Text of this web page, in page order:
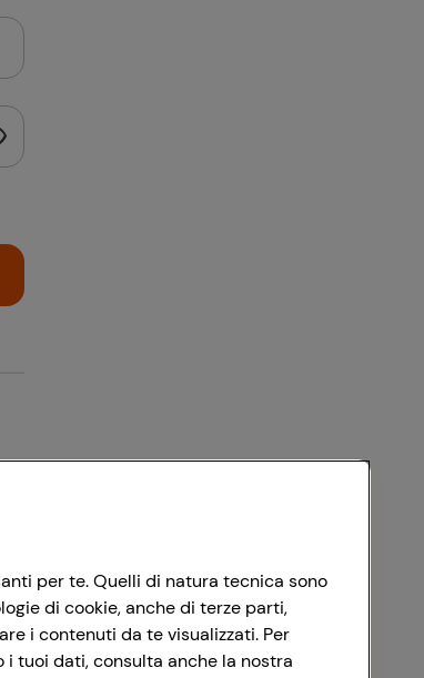
per te. Quelli di natura tecnica sono
di cookie, anche di terze parti,
i contenuti da te visualizzati. Per
tuoi dati, consulta anche la nostra